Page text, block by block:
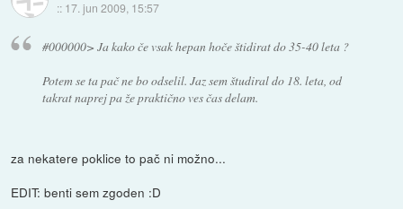
:: 17. jun 2009, 15:57
#000000> Ja kako če vsak hepan hoče štidirat do 35-40 leta ?
Potem se ta pač ne bo odselil. Jaz sem študiral do 18. leta, od
takrat naprej pa že praktično ves čas delam.
za nekatere poklice to pač ni možno...
EDIT: benti sem zgoden :D